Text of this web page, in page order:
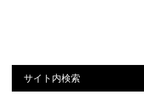
サイト内検索